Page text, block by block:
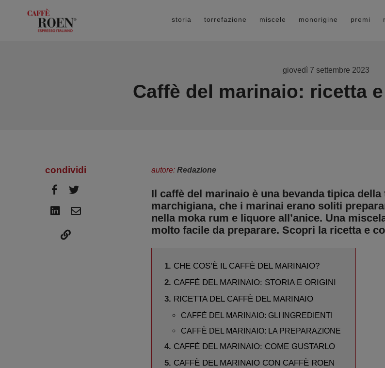
storia torrefazione miscele monorigine premi
giovedì 7 settembre 2023
Caffè del marinaio: ricetta
condividi autore: Redazione
Il caffè del marinaio è una bevanda tipica
marchigiana, che i marinai erano soliti
nella moka rum e liquore all’anice. Una
molto facile da preparare. Scopri la ricetta e
CHE COS’È IL CAFFÈ DEL MARINAIO?
CAFFÈ DEL MARINAIO: STORIA E ORIGINI
RICETTA DEL CAFFÈ DEL MARINAIO
CAFFÈ DEL MARINAIO: GLI INGREDIENTI
CAFFÈ DEL MARINAIO: LA PREPARAZIONE
CAFFÈ DEL MARINAIO: COME GUSTARLO
CAFFÈ DEL MARINAIO CON CAFFÈ ROEN